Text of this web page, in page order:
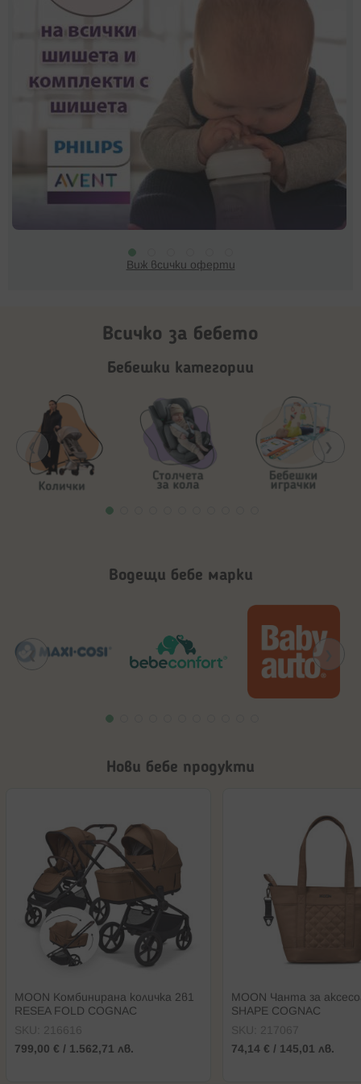
Виж всички оферти
Всичко за бебето
Бебешки категории
Водещи бебе марки
Нови бебе продукти
MOON Kомбинирана количка 2в1
RESEA FOLD COGNAC
799,00 € / 1.562,71 лв.
MOON Чанта за
SHAPE COGNAC
74,14 € / 145,01 лв.